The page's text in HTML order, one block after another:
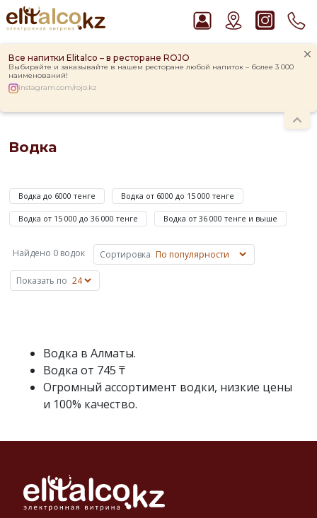
Все напитки Elitalco – в ресторане ROJO
Выбирайте и заказывайте в нашем ресторане любой напиток – более 3 000
наименований!
instagram.com/rojo.kz
Виски Talisker 10 YO Malt 45,8% in Box
Водка Smirnoff Red Vodka 37,5%
Джин Gordon`s London Dry Gin 37,5%
Водка
крепкий
алкогольный
напиток,
путем
смешивания
ректифицированного
исправленной
достижения
нужной
Основными
производителями
Водка до 6000 тенге Водка от 6000 до 15 000 тенге
Водка от 15 000 до 36 000 тенге Водка от 36 000 тенге и выше
Найдено 0 водок Сортировка
Показать по
Водка в Алматы.
Водка от 745 ₸
Огромный ассортимент водки, низкие цены
и 100% качество.